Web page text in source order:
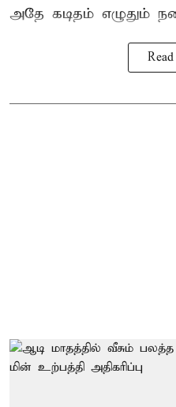
அதே கடிதம் எழுதும்